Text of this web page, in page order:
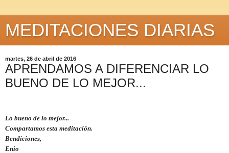
MEDITACIONES DIARIAS
martes, 26 de abril de 2016
APRENDAMOS A DIFERENCIAR LO
BUENO DE LO MEJOR...
Lo bueno de lo mejor...
Compartamos esta meditación.
Bendiciones,
Enio